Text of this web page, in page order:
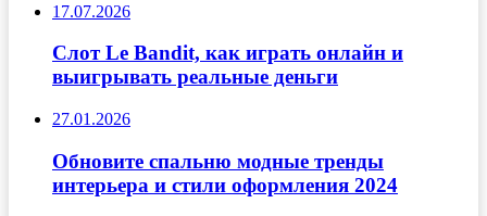
17.07.2026
Слот Le Bandit, как играть онлайн и
выигрывать реальные деньги
27.01.2026
Обновите спальню модные тренды
интерьера и стили оформления 2024